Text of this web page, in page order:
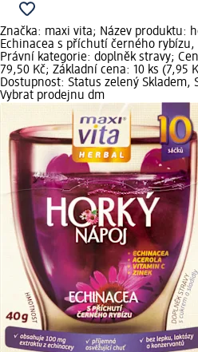
Značka: maxi vita; Název produktu:
Echinacea s příchutí černého rybízu,
Právní kategorie: doplněk stravy;
79,50 Kč; Základní cena: 10 ks (7,95
Dostupnost: Status zelený Skladem,
Vybrat prodejnu dm